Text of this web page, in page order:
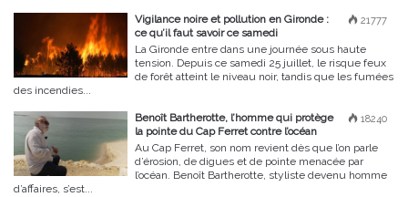
21777
Vigilance noire et pollution en Gironde :
ce qu’il faut savoir ce samedi
La Gironde entre dans une journée sous haute
tension. Depuis ce samedi 25 juillet, le risque feux
de forêt atteint le niveau noir, tandis que les fumées
des incendies...
18240
Benoît Bartherotte, l’homme qui protège
la pointe du Cap Ferret contre l’océan
Au Cap Ferret, son nom revient dès que l’on parle
d’érosion, de digues et de pointe menacée par
l’océan. Benoît Bartherotte, styliste devenu homme
d’affaires, s’est...